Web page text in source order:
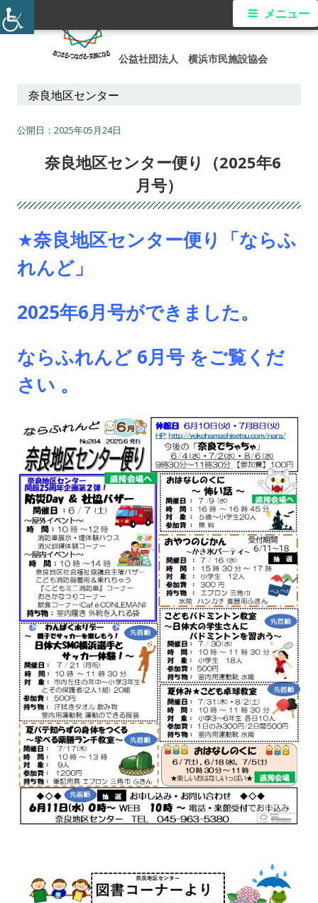
コ
ン
公益社団法人 横浜市民施設協会
メ
ニ
メニュー
奈良地区センター
2025年05月24日
奈良地区センター便り（2025年6
月号）
★奈良地区センター便り「ならふ
れんど」
2025年6月号ができました。
ならふれんど 6月号 をご覧くだ
さい 。